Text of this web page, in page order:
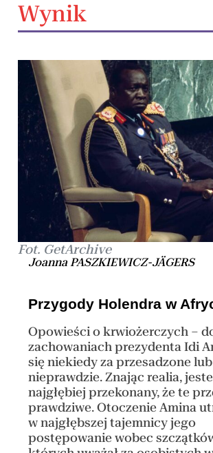
Wynik
Fot. GetArchive
Joanna PASZKIEWICZ-JÄGERS
Przygody Holendra w
Opowieści o krwiożerczych –
zachowaniach prezydenta Idi
się niekiedy za przesadzone lub
nieprawdzie. Znając realia,
najgłębiej przekonany, że te
prawdziwe. Otoczenie Amina
w najgłębszej tajemnicy jego
postępowanie wobec